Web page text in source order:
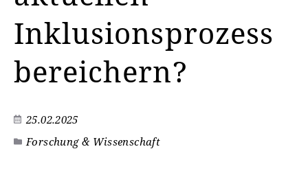
Inklusionsprozess
bereichern?
25.02.2025
Forschung & Wissenschaft